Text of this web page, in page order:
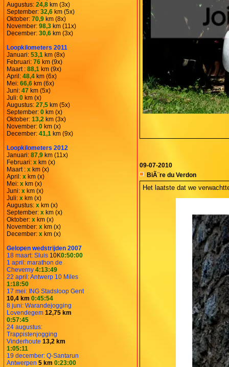
Augustus: 24,8 km (3x)
September: 32,6 km (5x)
Oktober: 70,9 km (8x)
November: 98,3 km (11x)
December: 30,6 km (3x)
Loopkilometers 2011
Januari: 53,1 km (8x)
Februari: 76 km (9x)
Maart : 88,1 km (9x)
April: 48,4 km (6x)
Mei: 66,6 km (6x)
Juni: 47 km (5x)
Juli: 0 km (x)
Augustus: 27,5 km (5x)
September: 0 km (x)
Oktober: 13,2 km (3x)
November: 0 km (x)
December: 41,1 km (9x)
Loopkilometers 2012
Januari: 87,9 km (11x)
Februari: x km (x)
Maart : x km (x)
April: x km (x)
Mei: x km (x)
Juni: x km (x)
Juli: x km (x)
Augustus: x km (x)
September: x km (x)
Oktober: x km (x)
November: x km (x)
December: x km (x)
Gelopen wedstrijden 2007
18 maart: Sluis 10K0:50:00
1 april: marathon de
Cheverny 4:13:49
22 april: Antwerp 10 Miles
1:18:50
17 mei: ING Stadsloop Gent
10,4 km 0:45:54
8 juni: Warandejogging
Lovendegem 12,75 km
0:57:45
24 augustus:
Trappistenjogging
Vinderhoute 13,2 km
1:05:11
19 december: Q-Santarun
Antwerpen 5 km 0:23:00
09-07-2010
BiÃ¨re du Verdon
Het laatste dat we